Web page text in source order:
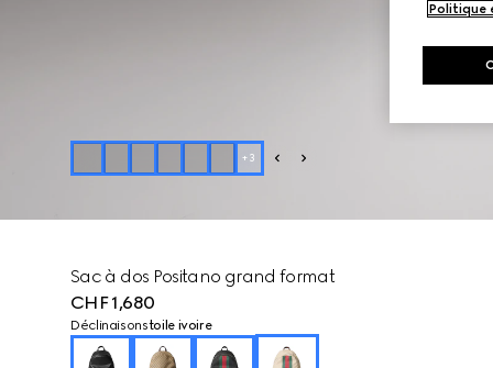
+3
Sac à dos Positano grand format
CHF 1,680
Déclinaisonstoile ivoire
Politique